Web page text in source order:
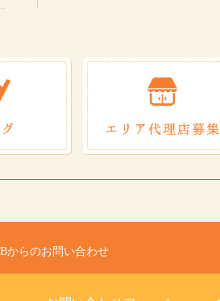
からのお問い合わせ